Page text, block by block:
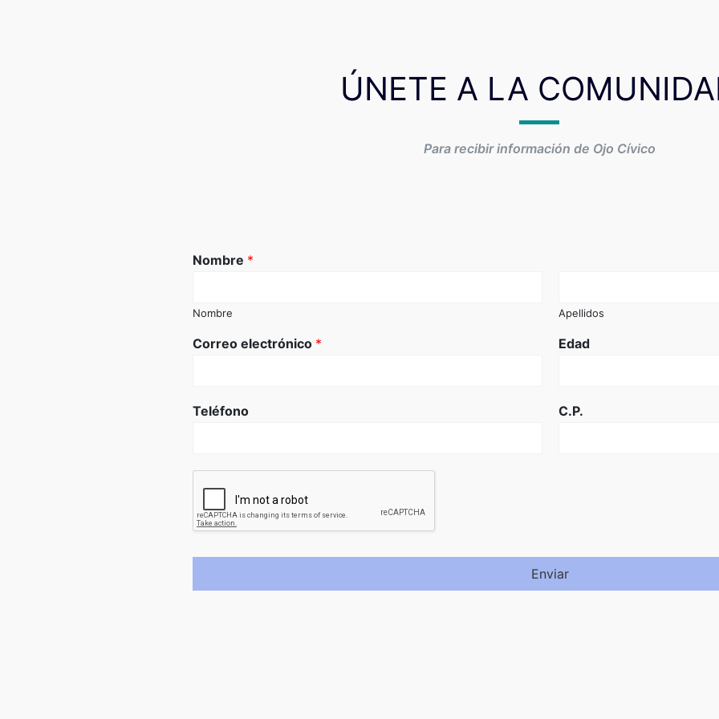
ÚNETE A LA
Para recibir información de Ojo Cívico
Nombre *
Nombre Apellidos
Correo electrónico * Edad
Teléfono C.P.
Enviar